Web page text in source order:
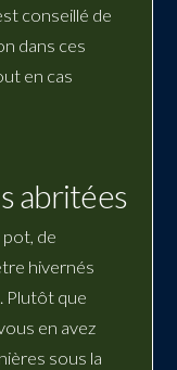
conseillé de
dans ces
en cas
abritées
de
hivernés
Plutôt que
en avez
sous la